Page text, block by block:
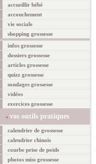
accueillir bébé
accouchement
vie sociale
shopping grossesse
infos grossesse
dossiers grossesse
articles grossesse
quizz grossesse
sondages grossesse
vidéos
exercices grossesse
vos outils pratiques
calendrier de grossesse
calendrier chinois
courbe prise de poids
photos miss grossesse